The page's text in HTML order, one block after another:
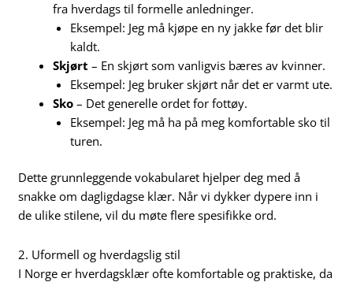
fra hverdags til formelle anledninger.
Eksempel: Jeg må kjøpe en ny jakke før det blir
kaldt.
Skjørt – En skjørt som vanligvis bæres av kvinner.
Eksempel: Jeg bruker skjørt når det er varmt ute.
Sko – Det generelle ordet for fottøy.
Eksempel: Jeg må ha på meg komfortable sko til
turen.
Dette grunnleggende vokabularet hjelper deg med å
snakke om dagligdagse klær. Når vi dykker dypere inn i
de ulike stilene, vil du møte flere spesifikke ord.
2. Uformell og hverdagslig stil
I Norge er hverdagsklær ofte komfortable og praktiske, da